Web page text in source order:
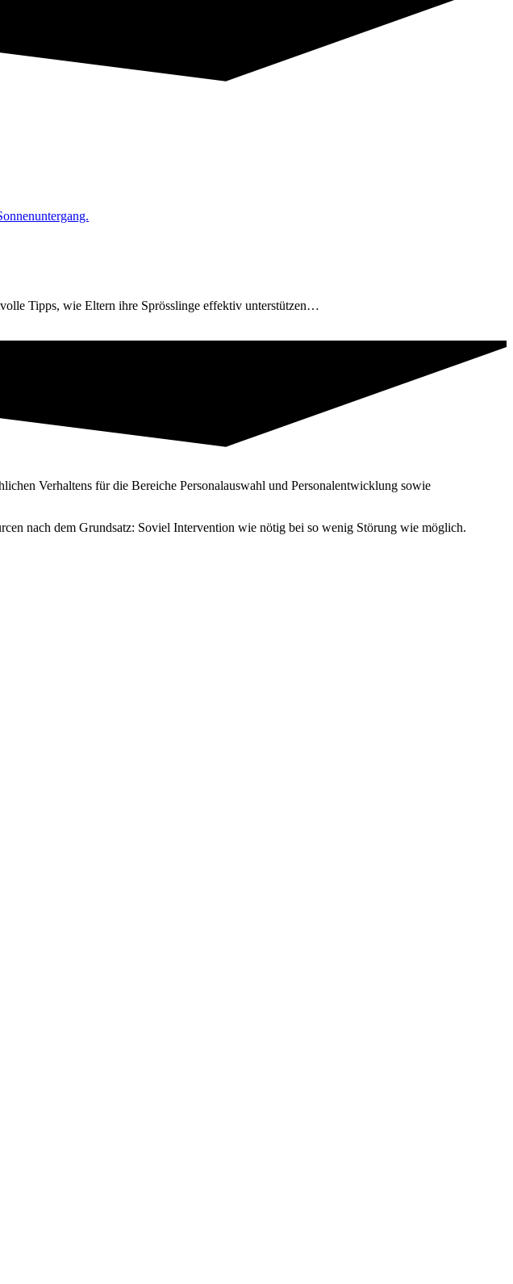
Tipps, wie Eltern ihre Sprösslinge effektiv unterstützen…
Verhaltens für die Bereiche Personal­auswahl und Personal­entwicklung sowie
nach dem Grundsatz: Soviel Intervention wie nötig bei so wenig Störung wie möglich.